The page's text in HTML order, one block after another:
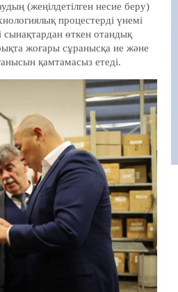
(жеңілдетілген несие беру)
процестерді үнемі
сынақтардан өткен отандық
жоғары сұранысқа ие және
қамтамасыз етеді.